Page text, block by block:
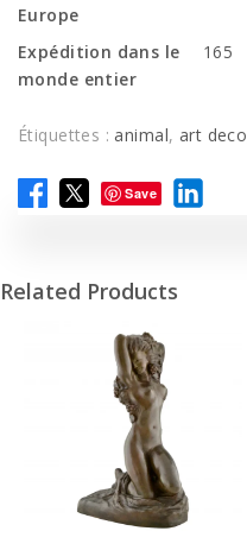
Europe
Expédition dans le
monde entier
165
Étiquettes : animal, art deco
Save
Related Products